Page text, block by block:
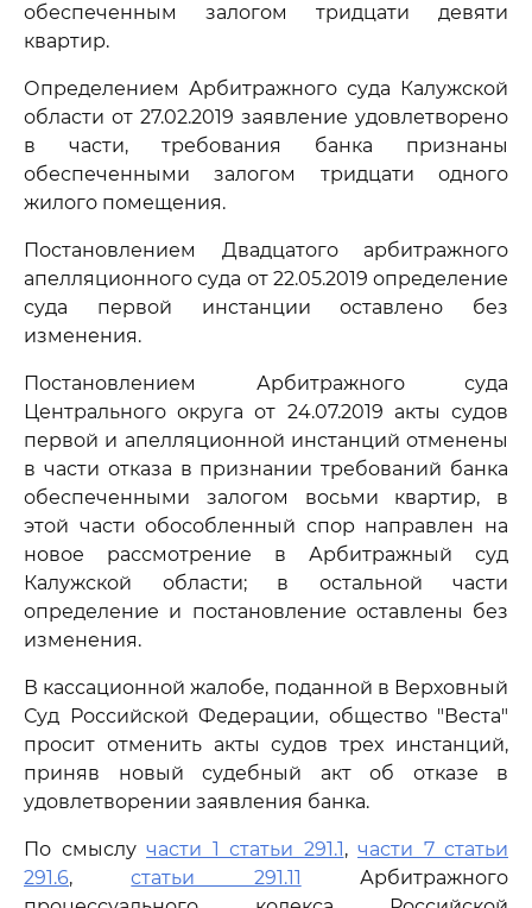
обеспеченным залогом тридцати девяти
квартир.
Определением Арбитражного суда Калужской
области от 27.02.2019 заявление удовлетворено
в части, требования банка признаны
обеспеченными залогом тридцати одного
жилого помещения.
Постановлением Двадцатого арбитражного
апелляционного суда от 22.05.2019 определение
суда первой инстанции оставлено без
изменения.
Постановлением Арбитражного суда
Центрального округа от 24.07.2019 акты судов
первой и апелляционной инстанций отменены
в части отказа в признании требований банка
обеспеченными залогом восьми квартир, в
этой части обособленный спор направлен на
новое рассмотрение в Арбитражный суд
Калужской области; в остальной части
определение и постановление оставлены без
изменения.
В кассационной жалобе, поданной в Верховный
Суд Российской Федерации, общество "Веста"
просит отменить акты судов трех инстанций,
приняв новый судебный акт об отказе в
удовлетворении заявления банка.
По смыслу части 1 статьи 291.1, части 7 статьи
291.6,статьи 291.11 Арбитражного